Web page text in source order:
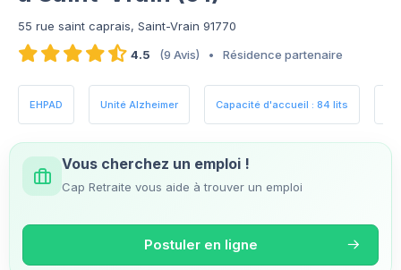
55 rue saint caprais, Saint-Vrain 91770
4.5
(9 Avis) • Résidence partenaire
EHPAD Unité Alzheimer Capacité d'accueil : 84 lits
Vous cherchez un emploi !
Cap Retraite vous aide à trouver un emploi
Postuler en ligne